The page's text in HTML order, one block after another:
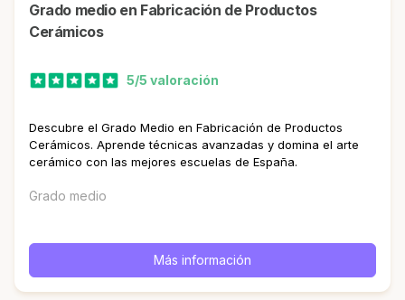
Grado medio en Fabricación de Productos
Cerámicos
5/5 valoración
Descubre el Grado Medio en Fabricación de Productos
Cerámicos. Aprende técnicas avanzadas y domina el arte
cerámico con las mejores escuelas de España.
Grado medio
Más información